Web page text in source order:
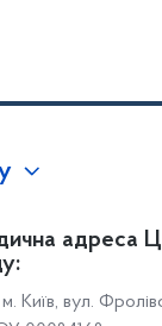
адреса
Київ, вул.